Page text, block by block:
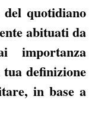
quotidiano
abituati da
importanza
definizione
in base a